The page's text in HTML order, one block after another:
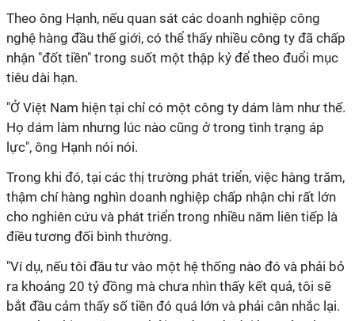
Theo ông Hạnh, nếu quan sát các doanh nghiệp công
nghệ hàng đầu thế giới, có thể thấy nhiều công ty đã chấp
nhận "đốt tiền" trong suốt một thập kỷ để theo đuổi mục
tiêu dài hạn.
"Ở Việt Nam hiện tại chỉ có một công ty dám làm như thế.
Họ dám làm nhưng lúc nào cũng ở trong tình trạng áp
lực", ông Hạnh nói nói.
Trong khi đó, tại các thị trường phát triển, việc hàng trăm,
thậm chí hàng nghìn doanh nghiệp chấp nhận chi rất lớn
cho nghiên cứu và phát triển trong nhiều năm liên tiếp là
điều tương đối bình thường.
"Ví dụ, nếu tôi đầu tư vào một hệ thống nào đó và phải bỏ
ra khoảng 20 tỷ đồng mà chưa nhìn thấy kết quả, tôi sẽ
bắt đầu cảm thấy số tiền đó quá lớn và phải cân nhắc lại.